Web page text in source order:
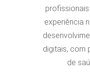
experiência
digitais, com
de